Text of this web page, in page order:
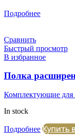
Подробнее
Сравнить
Быстрый просмотр
В избранное
Полка
Комплектующие
In stock
Подробнее Купить